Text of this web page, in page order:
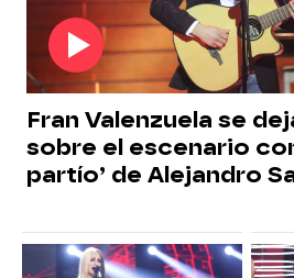
Fran Valenzuela se
sobre el escenario
partío’ de Alejandro